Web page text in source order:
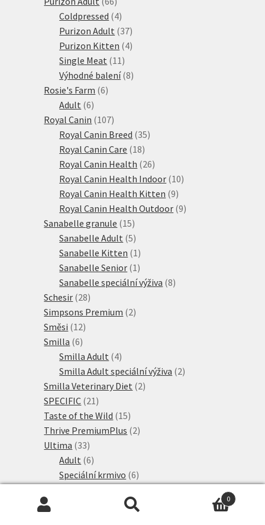
produktů
Coldpressed 44
produkty
Purizon Adult 3737
produktů
Purizon Kitten 44
Single Meat 11 11
produktů
Výhodné balení 88
Rosie's Farm 66
Adult 66
produktů
Royal Canin 107107
produktů
Royal Canin Breed 3535
Royal Canin Care 1818
produktů
Royal Canin Health 2626
produktů
Royal Canin Health Indoor 1010
Royal Canin Health Kitten 99
produktů
Royal Canin Health Outdoor 99
Sanabelle granule 1515
produktů
Sanabelle Adult 55
produktů
Sanabelle Kitten 1 1
produkt
Sanabelle Senior 1 1
produkt
Sanabelle speciální výživa 88
Schesir 2828
produktů
Simpsons Premium 22
Směsi 1212
Smilla 66
produktů
Smilla Adult 44
produkty
Smilla Adult speciální výživa 22
Smilla Veterinary Diet 22
SPECIFIC 21 21
produktů
Taste of the Wild 1515
produktů
Thrive PremiumPlus 22
Ultima 3333
produktů
Adult 66
produktů
Speciální krmivo 66
produkty
Ultima Sterilised 19 0